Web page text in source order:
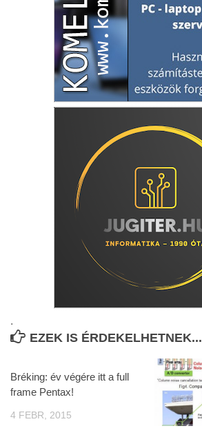
.
EZEK IS ÉRDEKELHETNEK...
Bréking: év végére itt a full
frame Pentax!
4 FEBR, 2015